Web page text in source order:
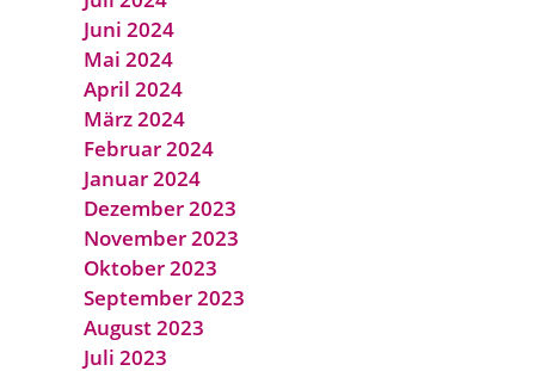
Juni 2024
Mai 2024
April 2024
März 2024
Februar 2024
Januar 2024
Dezember 2023
November 2023
Oktober 2023
September 2023
August 2023
Juli 2023